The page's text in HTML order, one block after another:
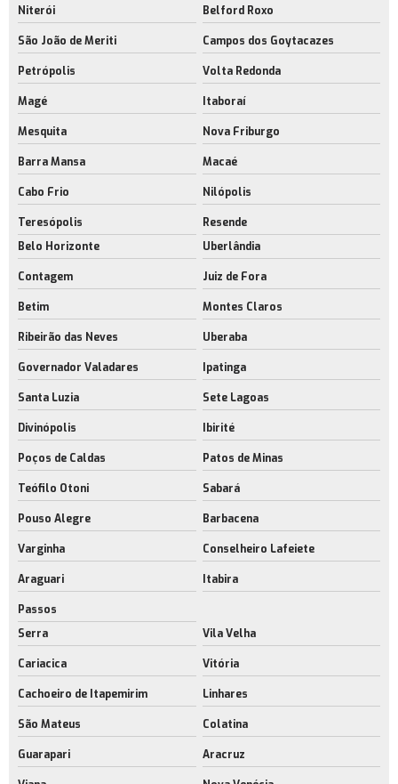
Aluguel de barracão com docas
Empresa de aluguel de barracão com docas
Aluguel de barracão com docas no rio de janeiro
Aluguel de barracão rj
Aluguel de barracão no rio de janeiro
Aluguel de espaço para estoque rj
Aluguel de espaço para fabricação rj
Aluguel de galpão com docas
Empresa de aluguel de galpão com docas
Aluguel de galpão com docas no rj
Locação de galpão com docas
Aluguel de galpão para indústria
Aluguel de galpão próximo ao aeroporto rj
Empresa de aluguel de galpão próximo ao aeroporto rj
Aluguel de galpão sustentável
Empresa de aluguel de galpão sustentável
Aluguel de galpões cross docking
Aluguel de galpões cross docking no rio de janeiro
Locação de galpões cross docking
Aluguel de galpões modulares
Empresa de aluguel galpão industrial
Locação de galpão logístico
Niterói Belford Roxo
São João de Meriti Campos dos Goytacazes
Petrópolis Volta Redonda
Magé Itaboraí
Mesquita Nova Friburgo
Barra Mansa Macaé
Cabo Frio Nilópolis
Teresópolis
Resende
Belo Horizonte
Uberlândia
Contagem Juiz de Fora
Betim Montes Claros
Ribeirão das Neves Uberaba
Governador Valadares Ipatinga
Santa Luzia Sete Lagoas
Divinópolis Ibirité
Poços de Caldas Patos de Minas
Teófilo Otoni Sabará
Pouso Alegre Barbacena
Varginha Conselheiro Lafeiete
Araguari Itabira
Passos
Serra
Vila Velha
Cariacica Vitória
Cachoeiro de Itapemirim Linhares
São Mateus Colatina
Guarapari Aracruz